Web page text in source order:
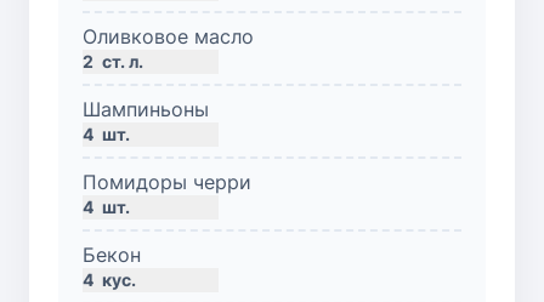
Оливковое масло
2 ст. л.
Шампиньоны
4 шт.
Помидоры черри
4 шт.
Бекон
4 кус.